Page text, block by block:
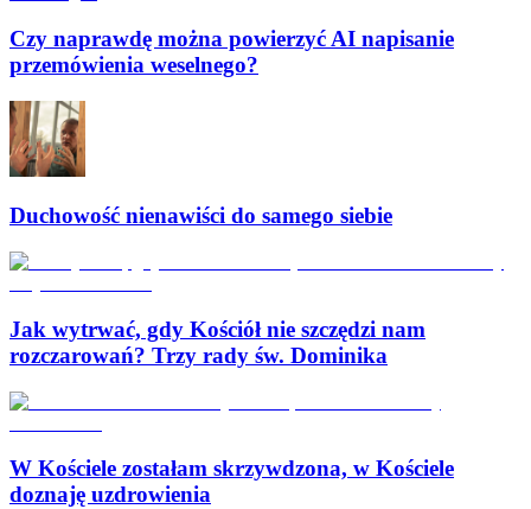
Czy naprawdę można powierzyć AI napisanie
przemówienia weselnego?
Duchowość nienawiści do samego siebie
Jak wytrwać, gdy Kościół nie szczędzi nam
rozczarowań? Trzy rady św. Dominika
W Kościele zostałam skrzywdzona, w Kościele
doznaję uzdrowienia